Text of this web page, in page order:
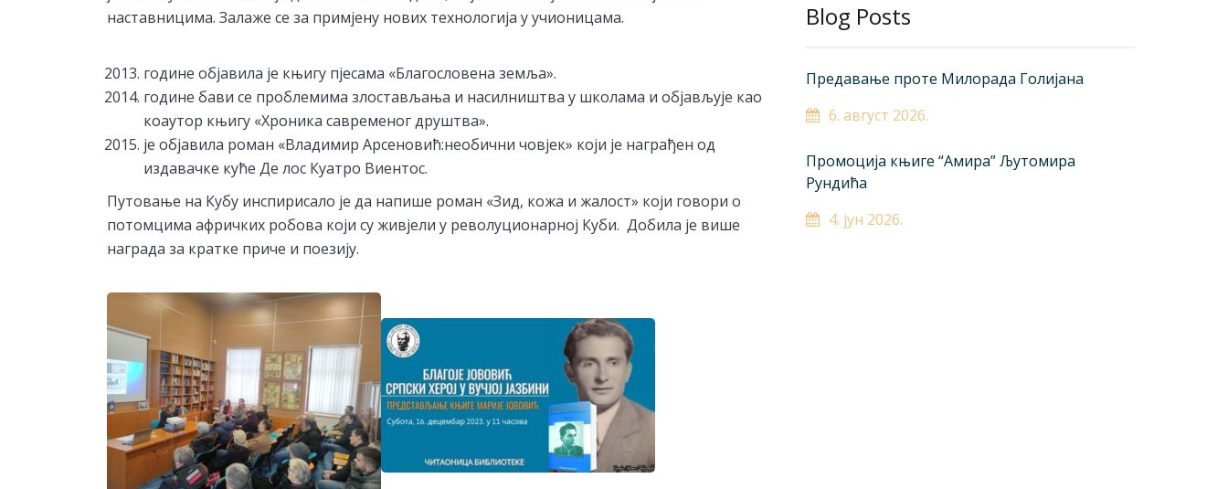
наставницима. Залаже се за примјену нових технологија у учионицама.
године објавила је књигу пјесама «Благословена земља».
године бави се проблемима злостављања и насилништва у школама и објављује као
коаутор књигу «Хроника савременог друштва».
је објавила роман «Владимир Арсеновић:необични човјек» који је награђен од
издавачке куће Де лос Куатро Виентос.
Путовање на Кубу инспирисало је да напише роман «Зид, кожа и жалост» који говори о
потомцима афричких робова који су живјели у револуционарној Куби. Добила је више
награда за кратке приче и поезију.
Blog Posts
Предавање проте Милорада Голијана
6. август 2026.
Промоција књиге “Амира” Љутомира
Рундића
4. јун 2026.